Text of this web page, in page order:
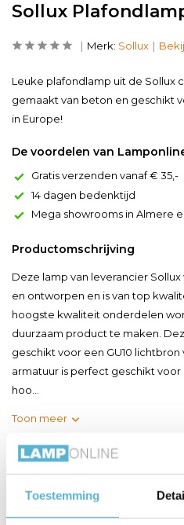
Toestemming
Sollux
Merk: Sollux
Leuke plafondlamp uit de Sollux
gemaakt van beton en geschikt
in Europe!
De voordelen van
Gratis verzenden vanaf € 35,-
14 dagen bedenktijd
Mega showrooms in Almere
Productomschrijving
Deze lamp van leverancier
en ontworpen en is van top
hoogste kwaliteit onderdelen
duurzaam product te maken.
geschikt voor een GU10 lichtbron
armatuur is perfect geschikt voor
hoo...
Toon meer
Productspecificaties
Artikelnummer